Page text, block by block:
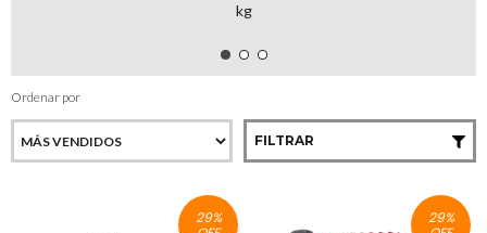
kg
Ordenar por
FILTRAR
29%
29%